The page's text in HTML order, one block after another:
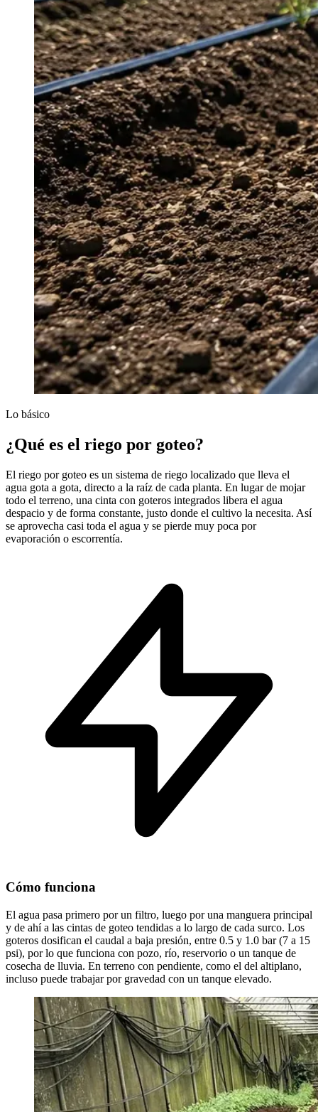
Lo básico
¿Qué es el riego por goteo?
El riego por goteo es un sistema de riego localizado que lleva el
agua gota a gota, directo a la raíz de cada planta. En lugar de mojar
todo el terreno, una cinta con goteros integrados libera el agua
despacio y de forma constante, justo donde el cultivo la necesita. Así
se aprovecha casi toda el agua y se pierde muy poca por
evaporación o escorrentía.
Cómo funciona
El agua pasa primero por un filtro, luego por una manguera principal
y de ahí a las cintas de goteo tendidas a lo largo de cada surco. Los
goteros dosifican el caudal a baja presión, entre 0.5 y 1.0 bar (7 a 15
psi), por lo que funciona con pozo, río, reservorio o un tanque de
cosecha de lluvia. En terreno con pendiente, como el del altiplano,
incluso puede trabajar por gravedad con un tanque elevado.